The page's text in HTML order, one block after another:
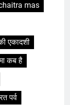
mas
एकादशी
कब है
पर्व